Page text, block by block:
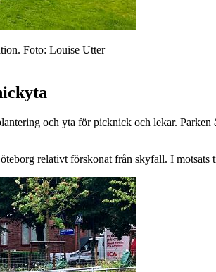
Foto: Louise Utter
och yta för picknick och lekar. Parken
relativt förskonat från skyfall. I